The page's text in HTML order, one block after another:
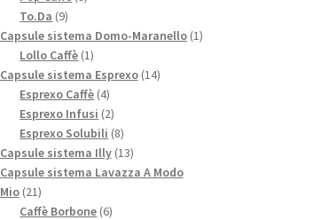
To.Da 99
prodotti
Capsule sistema Domo-Maranello 11
Lollo Caffè 11
prodotto
Capsule sistema Esprexo 1414
Esprexo Caffè 44
prodotti
Esprexo Infusi 22
prodotti
Esprexo Solubili 88
prodotti
Capsule sistema Illy 1313
prodotti
Capsule sistema Lavazza A Modo
Mio 2121
prodotti
Caffè Borbone 66